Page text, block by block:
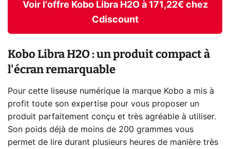
Voir l'offre Kobo Libra H2O à 171,22€ chez
Cdiscount
Kobo Libra H2O : un produit compact à
l'écran remarquable
Pour cette liseuse numérique la marque Kobo a mis à
profit toute son expertise pour vous proposer un
produit parfaitement conçu et très agréable à utiliser.
Son poids déjà de moins de 200 grammes vous
permet de lire durant plusieurs heures de manière très